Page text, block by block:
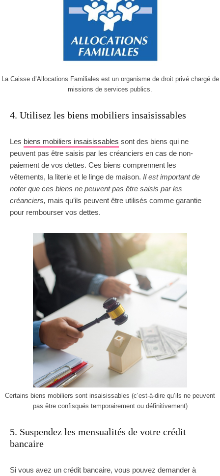
La Caisse d’Allocations Familiales est un organisme de droit privé chargé de
missions de services publics.
4. Utilisez les biens mobiliers insaisissables
Les biens mobiliers insaisissables sont des biens qui ne
peuvent pas être saisis par les créanciers en cas de non-
paiement de vos dettes. Ces biens comprennent les
vêtements, la literie et le linge de maison. Il est important de
noter que ces biens ne peuvent pas être saisis par les
créanciers, mais qu’ils peuvent être utilisés comme garantie
pour rembourser vos dettes.
Certains biens mobiliers sont insaisissables (c’est-à-dire qu’ils ne peuvent
pas être confisqués temporairement ou définitivement)
5. Suspendez les mensualités de votre crédit
bancaire
Si vous avez un crédit bancaire, vous pouvez demander à